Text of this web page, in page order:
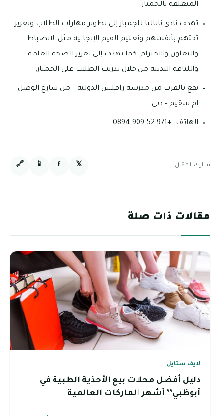
المتعلقة بالجمباز.
تهدف نادي ناتاليا للجمباز إلى تطوير مهارات الطلاب وتعزيز
ثقتهم بأنفسهم وتعليم القيم الإيجابية مثل الانضباط
والتعاون والاحترام، كما تهدف إلى تعزيز الصحة العامة
واللياقة البدنية من خلال تدريب الطلاب على الجمباز.
يقع بالقرب من مدرسة رافلس الدولية – من شارع الوصل –
ام سقيم – دبي.
الهاتف: +971 52 909 0894.
شارك المقال: 𝕏
f
📱
🔗
مقالات ذات صلة
لايف ستايل
دليل أفضل محلات بيع الأحذية الطبية في
أبوظبي’’ أشهر الماركات العالمية